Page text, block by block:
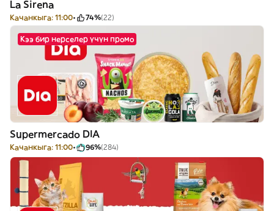
La Sirena
Качанкыга: 11:00 74%(22)
Кээ бир нерселер үчүн промо
Supermercado DIA
Качанкыга: 11:00 96%(284)